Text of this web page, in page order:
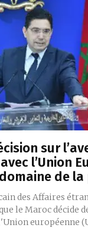
sur
l’Union
de
des Affaires
le Maroc décide
européenne